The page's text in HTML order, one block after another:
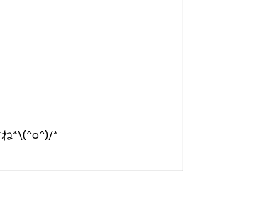
ね*\(^o^)/*